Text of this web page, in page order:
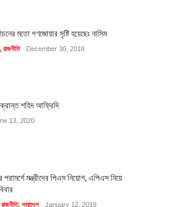
মতো গণজোয়ার সৃষ্টি হয়েছেঃ নাসিম
, রাজনীতি December 30, 2018
শহিদ আফ্রিদি
13, 2020
পরামর্শে মন্ত্রীদের পিএস নিয়োগ, এপিএস নিয়ে
রাজনীতি, সারাদেশ January 12, 2019